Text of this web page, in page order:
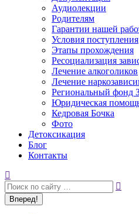
Аудиолекции
Родителям
Гарантии нашей
Условия поступления
Этапы прохождения
Ресоциализация
Лечение алкоголиков
Лечение
Региональный фонд
Юридическая
Кедровая Бочка
Фото
Детоксикация
Блог
Контакты
Поиск: